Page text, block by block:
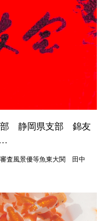
部 静岡県支部 錦友
審査風景優等魚東大関 田中